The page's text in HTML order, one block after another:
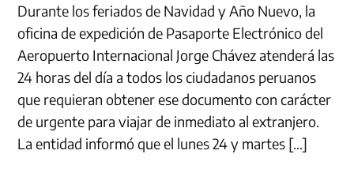
Durante los feriados de Navidad y Año Nuevo, la
oficina de expedición de Pasaporte Electrónico del
Aeropuerto Internacional Jorge Chávez atenderá las
24 horas del día a todos los ciudadanos peruanos
que requieran obtener ese documento con carácter
de urgente para viajar de inmediato al extranjero.
La entidad informó que el lunes 24 y martes […]